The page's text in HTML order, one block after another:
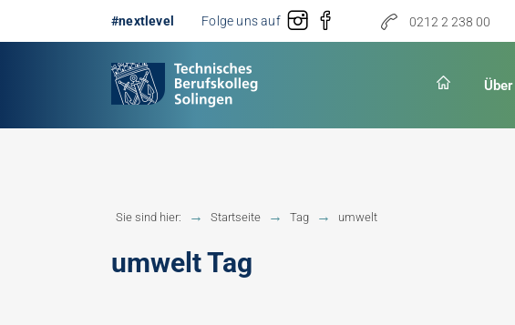
#nextlevel Folge uns auf 0212 2 238 00
Handwerk
Erster Schulabschluss
Sie sind hier: Startseite Tag umwelt
umwelt Tag